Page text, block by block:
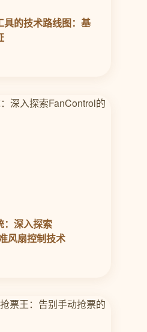
具的技术路线图：基
：深入探索
风扇控制技术